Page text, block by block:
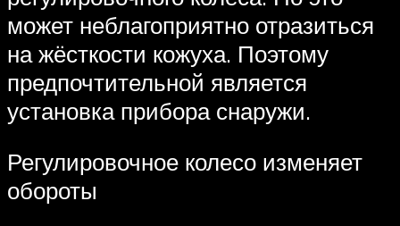
может неблагоприятно отразиться
на жёсткости кожуха. Поэтому
предпочтительной является
установка прибора снаружи.
Регулировочное колесо изменяет
обороты